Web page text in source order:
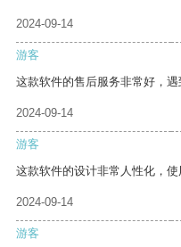
2024-09-14
游客
这款软件的售后服务非常好，遇
2024-09-14
游客
这款软件的设计非常人性化，使
2024-09-14
游客